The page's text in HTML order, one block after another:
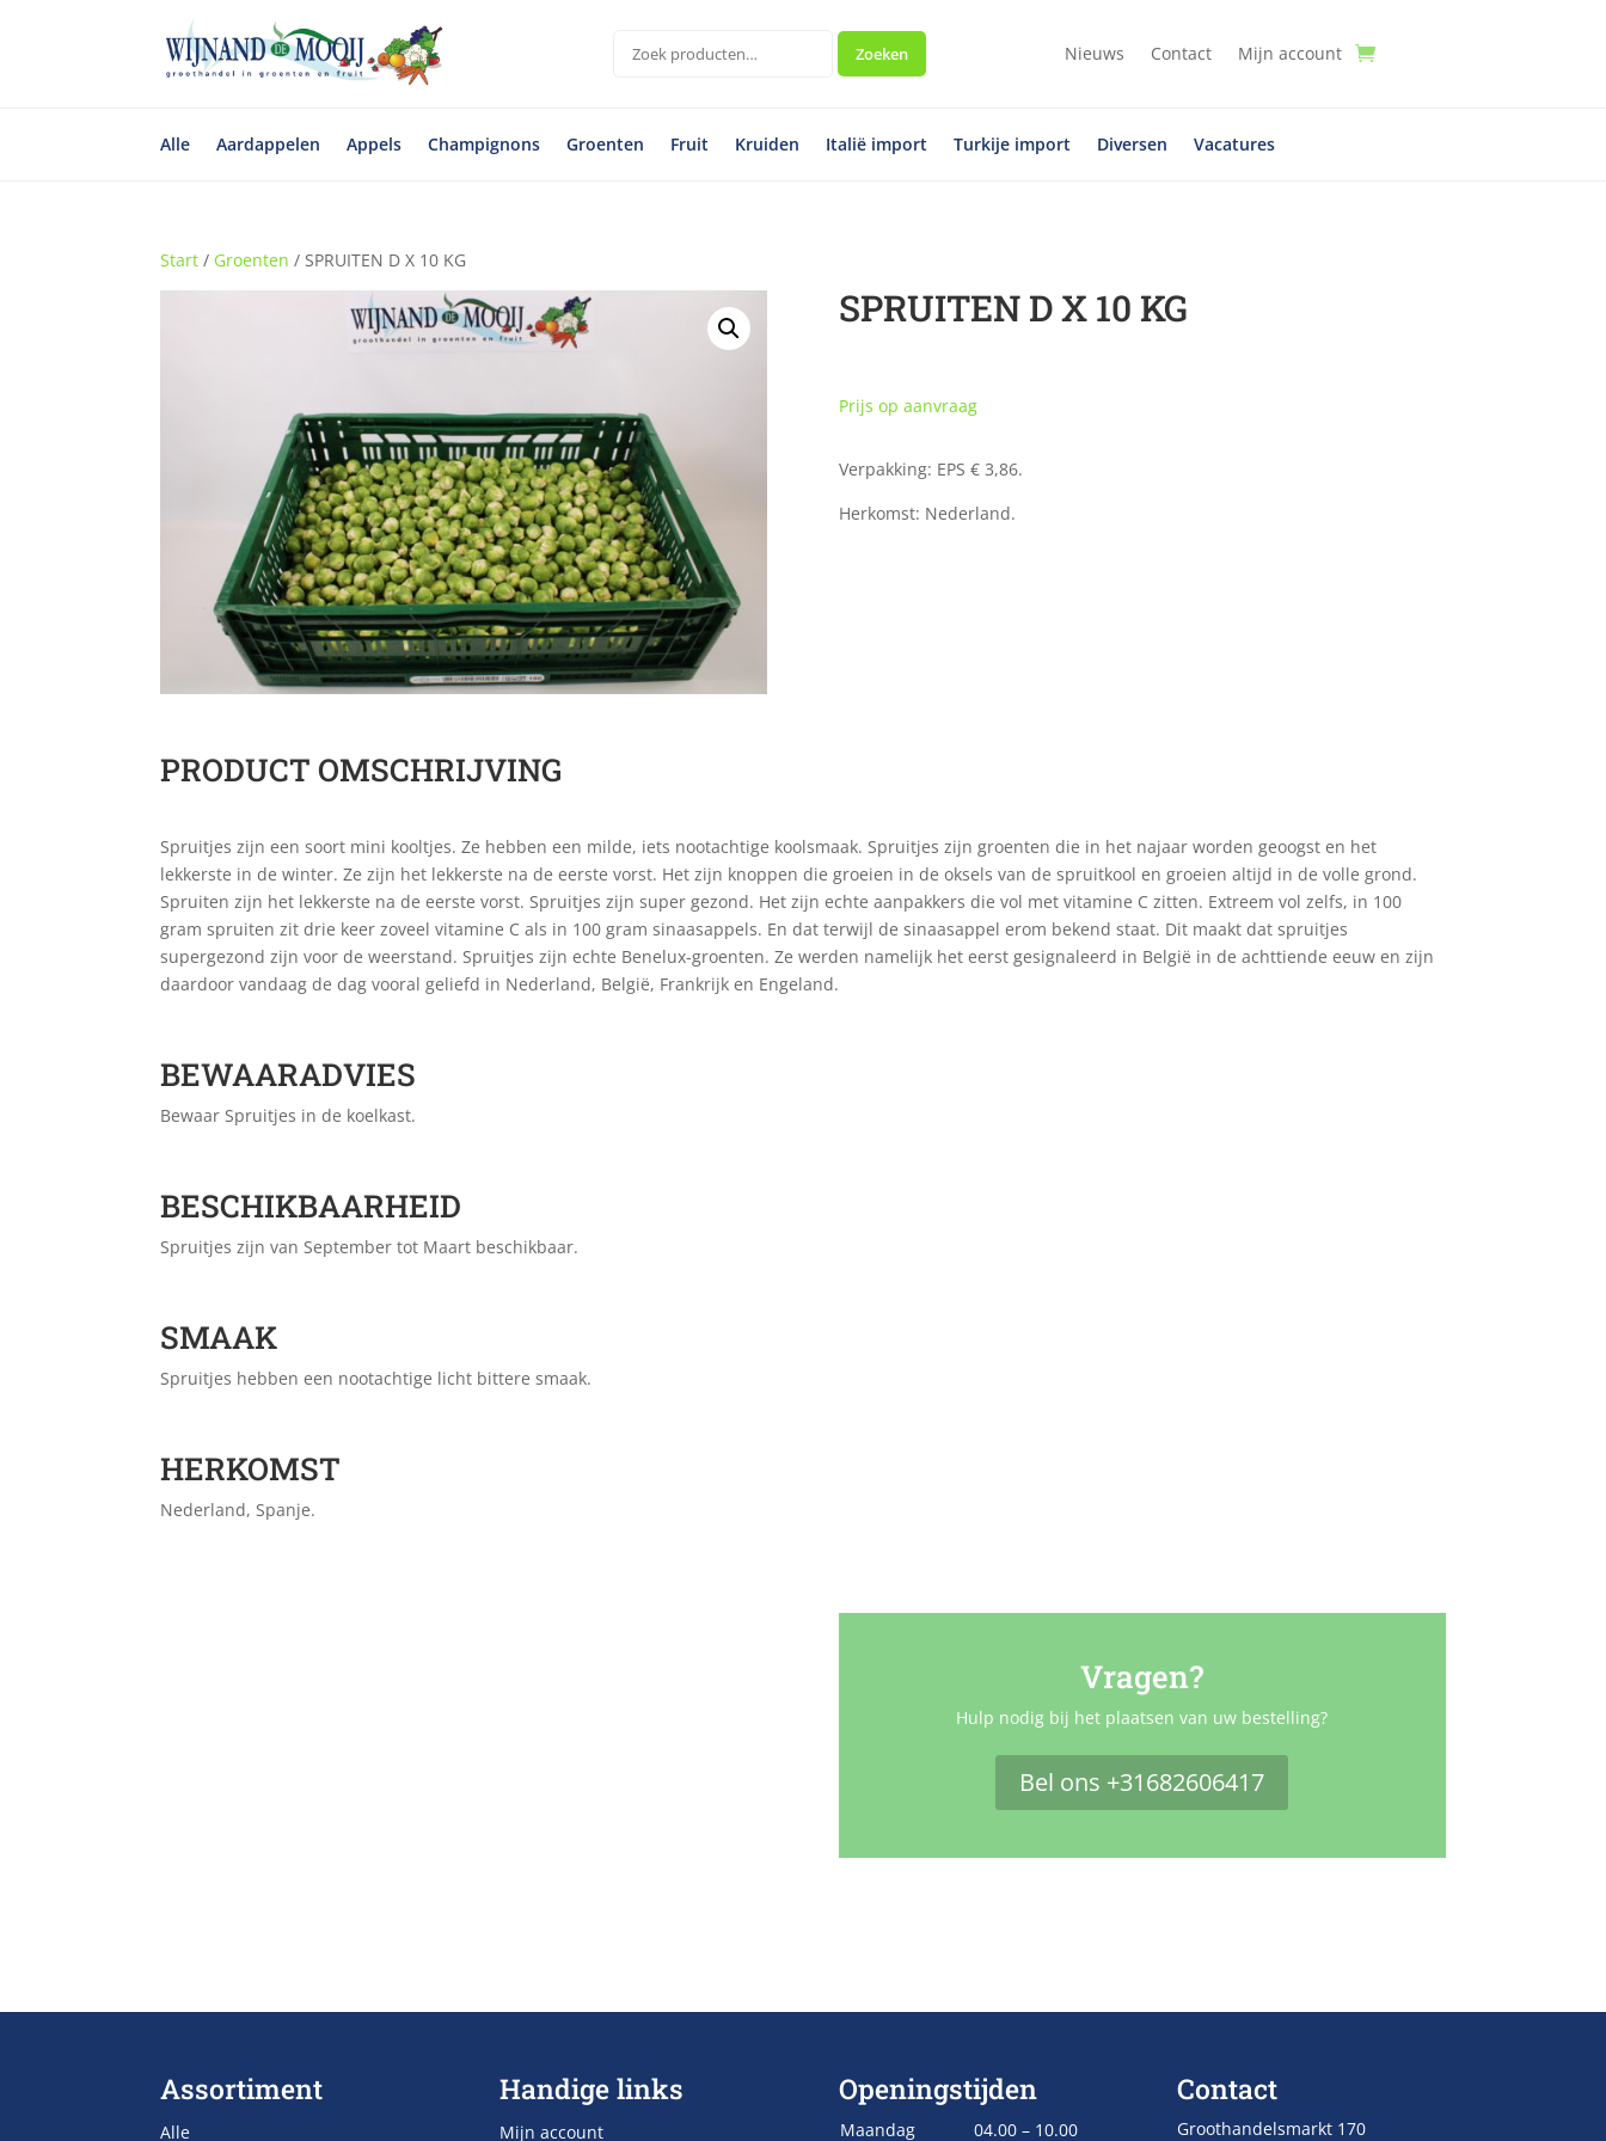
Zoeken
Zoeken Nieuws Contact Mijn account
Alle Aardappelen Appels Champignons Groenten Fruit Kruiden Italië import Turkije import Diversen Vacatures
Start / Groenten / SPRUITEN D X 10 KG
SPRUITEN D X 10 KG
Prijs op aanvraag
Verpakking: EPS € 3,86.
Herkomst: Nederland.
PRODUCT OMSCHRIJVING
Spruitjes zijn een soort mini kooltjes. Ze hebben een milde, iets nootachtige koolsmaak. Spruitjes zijn groenten die in het najaar worden geoogst en het
lekkerste in de winter. Ze zijn het lekkerste na de eerste vorst. Het zijn knoppen die groeien in de oksels van de spruitkool en groeien altijd in de volle grond.
Spruiten zijn het lekkerste na de eerste vorst. Spruitjes zijn super gezond. Het zijn echte aanpakkers die vol met vitamine C zitten. Extreem vol zelfs, in 100
gram spruiten zit drie keer zoveel vitamine C als in 100 gram sinaasappels. En dat terwijl de sinaasappel erom bekend staat. Dit maakt dat spruitjes
supergezond zijn voor de weerstand. Spruitjes zijn echte Benelux-groenten. Ze werden namelijk het eerst gesignaleerd in België in de achttiende eeuw en zijn
daardoor vandaag de dag vooral geliefd in Nederland, België, Frankrijk en Engeland.
BEWAARADVIES
Bewaar Spruitjes in de koelkast.
BESCHIKBAARHEID
Spruitjes zijn van September tot Maart beschikbaar.
SMAAK
Spruitjes hebben een nootachtige licht bittere smaak.
HERKOMST
Nederland, Spanje.
Vragen?
Hulp nodig bij het plaatsen van uw bestelling?
Bel ons +31682606417
Assortiment
Alle
Handige links
Mijn account
Openingstijden
Maandag 04.00 – 10.00
Contact
Groothandelsmarkt 170